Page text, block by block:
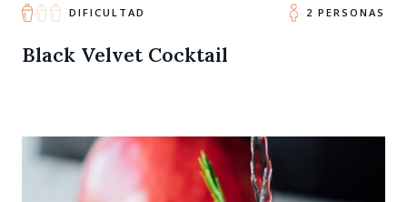
DIFICULTAD 2 PERSONAS
Black Velvet Cocktail